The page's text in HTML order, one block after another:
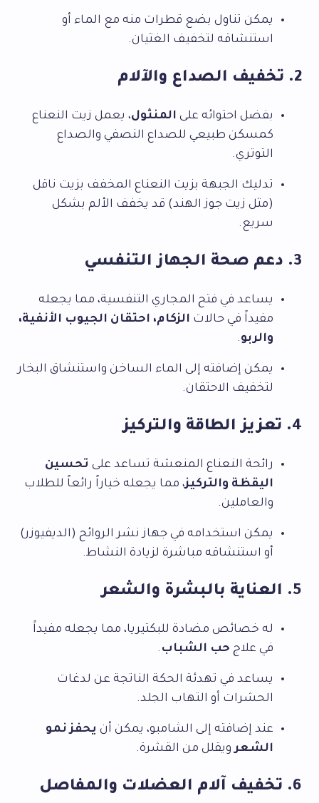
يمكن تناول بضع قطرات منه مع الماء أو
استنشاقه لتخفيف الغثيان.
2. تخفيف الصداع والآلام
بفضل احتوائه على المنثول، يعمل زيت النعناع
كمسكن طبيعي للصداع النصفي والصداع
التوتري.
تدليك الجبهة بزيت النعناع المخفف بزيت ناقل
(مثل زيت جوز الهند) قد يخفف الألم بشكل
سريع.
3. دعم صحة الجهاز التنفسي
يساعد في فتح المجاري التنفسية، مما يجعله
مفيداً في حالات الزكام، احتقان الجيوب الأنفية،
والربو.
يمكن إضافته إلى الماء الساخن واستنشاق البخار
لتخفيف الاحتقان.
4. تعزيز الطاقة والتركيز
رائحة النعناع المنعشة تساعد على تحسين
اليقظة والتركيز، مما يجعله خياراً رائعاً للطلاب
والعاملين.
يمكن استخدامه في جهاز نشر الروائح (الديفيوزر)
أو استنشاقه مباشرة لزيادة النشاط.
5. العناية بالبشرة والشعر
له خصائص مضادة للبكتيريا، مما يجعله مفيداً
في علاج حب الشباب .
يساعد في تهدئة الحكة الناتجة عن لدغات
الحشرات أو التهاب الجلد.
عند إضافته إلى الشامبو، يمكن أن يحفز نمو
الشعرويقلل من القشرة.
6. تخفيف آلام العضلات والمفاصل